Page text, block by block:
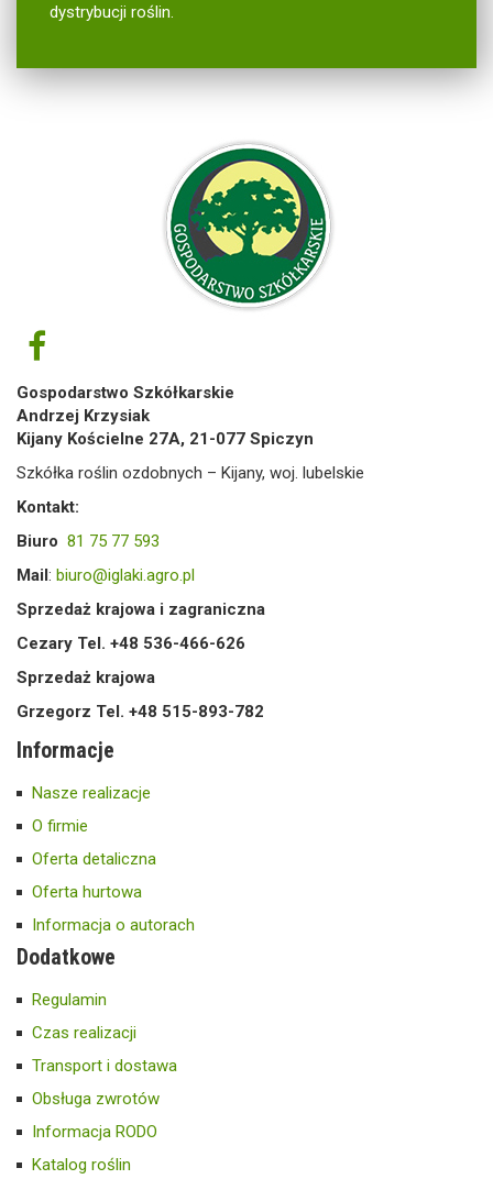
dystrybucji roślin.
Gospodarstwo Szkółkarskie
Andrzej Krzysiak
Kijany Kościelne 27A, 21-077 Spiczyn
Szkółka roślin ozdobnych – Kijany, woj. lubelskie
Kontakt:
Biuro 81 75 77 593
Mail: biuro@iglaki.agro.pl
Sprzedaż krajowa i zagraniczna
Cezary Tel. +48 536-466-626
Sprzedaż krajowa
Grzegorz Tel. +48 515-893-782
Informacje
Nasze realizacje
O firmie
Oferta detaliczna
Oferta hurtowa
Informacja o autorach
Dodatkowe
Regulamin
Czas realizacji
Transport i dostawa
Obsługa zwrotów
Informacja RODO
Katalog roślin